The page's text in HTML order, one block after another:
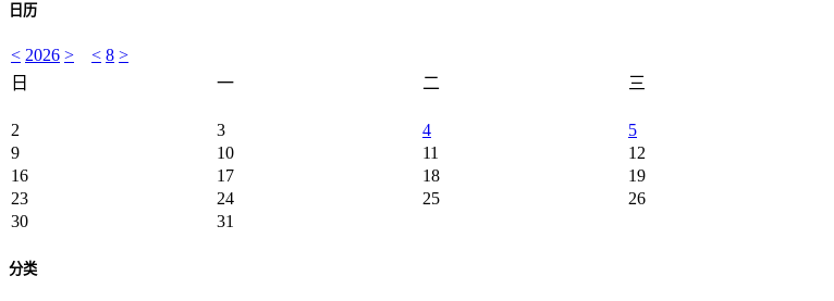
日历
< 2026 > < 8 >
日
一 二 三
2
3 4 5
9
10 11 12
16
17 18 19
23
24 25 26
30
31
分类